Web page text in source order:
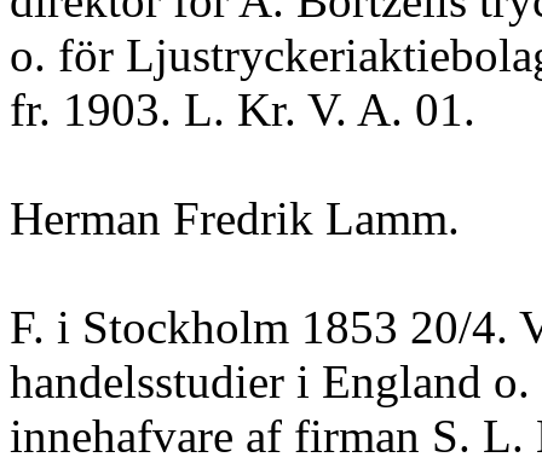
o. för
fr. 1903. L. Kr. V. A. 01.
Herman Fredrik Lamm.
F. i Stockholm 1853 20/4.
handelsstudier i England
innehafvare af firman S.